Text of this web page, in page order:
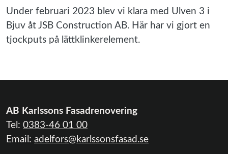
Under februari 2023 blev vi klara med Ulven 3 i
Bjuv åt JSB Construction AB. Här har vi gjort en
tjockputs på lättklinkerelement.
AB Karlssons Fasadrenovering
Tel: 0383-46 01 00
Email: adelfors@karlssonsfasad.se